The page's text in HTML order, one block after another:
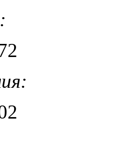
72